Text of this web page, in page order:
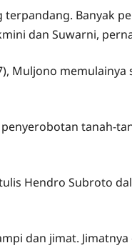
terpandang. Banyak
dan Suwarni,
Muljono memulainya
tanah-
Hendro Subroto
dan jimat. Jimatnya